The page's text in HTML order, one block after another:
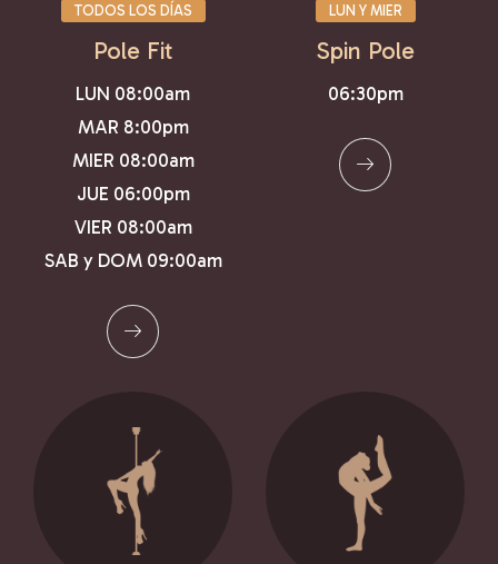
TODOS LOS DÍAS
Pole Fit
LUN 08:00am
MAR 8:00pm
MIER 08:00am
JUE 06:00pm
VIER 08:00am
SAB y DOM 09:00am
LUN Y MIER
Spin Pole
06:30pm